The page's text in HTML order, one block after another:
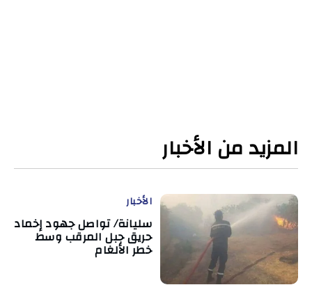
المزيد من الأخبار
الأخبار
سليانة/ تواصل جهود إخماد
حريق جبل المرقب وسط
خطر الألغام